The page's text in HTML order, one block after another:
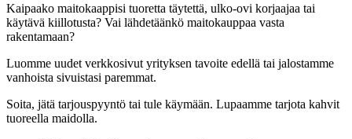
Kaipaako maitokaappisi tuoretta täytettä, ulko-ovi korjaajaa tai
käytävä kiillotusta? Vai lähdetäänkö maitokauppaa vasta
rakentamaan?
Luomme uudet verkkosivut yrityksen tavoite edellä tai jalostamme
vanhoista sivuistasi paremmat.
Soita, jätä tarjouspyyntö tai tule käymään. Lupaamme tarjota kahvit
tuoreella maidolla.